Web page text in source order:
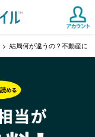
結局何が違うの？不動産に